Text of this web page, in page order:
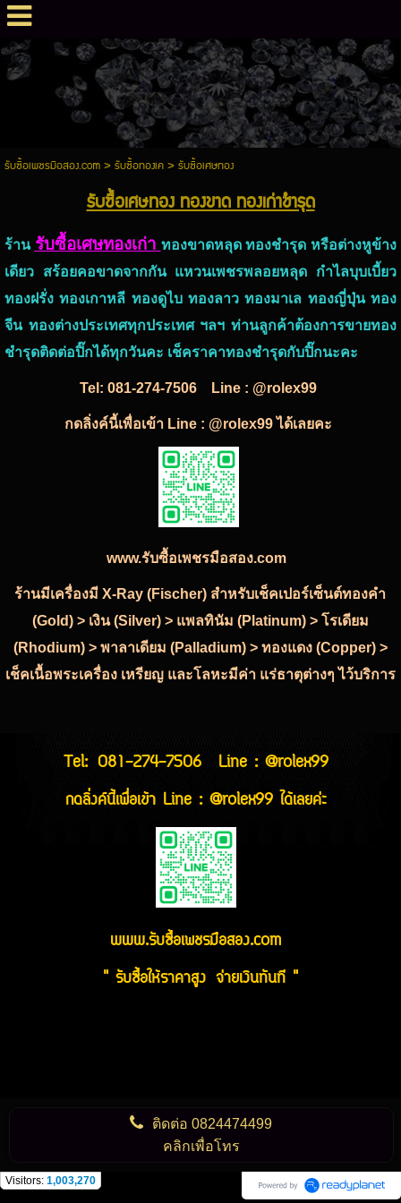
รับซื้อเพชรมือสอง.com> รับซื้อทองเค> รับซื้อเศษทอง
รับซื้อเศษทอง ทองขาด ทองเก่าชำรุด
ร้าน รับซื้อเศษทองเก่า ทองขาดหลุด ทองชำรุด หรือต่างหูข้าง
เดียว สร้อยคอขาดจากกัน แหวนเพชรพลอยหลุด กำไลบุบเบี้ยว
ทองฝรั่ง ทองเกาหลี ทองดูไบ ทองลาว ทองมาเล ทองญี่ปุ่น ทอง
จีน ทองต่างประเทศทุกประเทศ ฯลฯ ท่านลูกค้าต้องการขายทอง
ชำรุดติดต่อปิ๊กได้ทุกวันคะ เช็คราคาทองชำรุดกับปิ๊กนะคะ
Tel:081-274-7506 Line : @rolex99
กดลิ่งค์นี้เพื่อเข้า Line : @rolex99 ได้เลยคะ
www.รับซื้อเพชรมือสอง.com
ร้านมีเครื่องมี X-Ray (Fischer) สำหรับเช็คเปอร์เซ็นต์ทองคำ
(Gold) > เงิน (Silver) > แพลทินัม (Platinum) > โรเดียม
(Rhodium) > พาลาเดียม (Palladium) > ทองแดง (Copper) >
เช็คเนื้อพระเครื่อง เหรียญ และโลหะมีค่า แร่ธาตุต่างๆ ไว้บริการ
Tel: 081-274-7506
Line : @rolex99
กดลิ่งค์นี้เพื่อเข้า Line : @rolex99 ได้เลยค่ะ
www.รับซื้อเพชรมือสอง.com
" รับซื้อให้ราคาสูง จ่ายเงินทันที "
ติดต่อ0824474499
คลิกเพื่อโทร
Visitors: 1,003,270